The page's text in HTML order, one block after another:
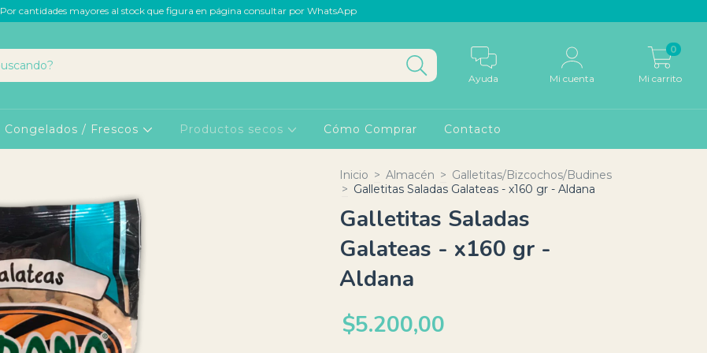
Por cantidades mayores al stock que figura en página consultar por WhatsApp
Ayuda Mi cuenta Mi carrito
0
Congelados / Frescos Productos secos Cómo Comprar Contacto
Inicio > Almacén > Galletitas/Bizcochos/Budines
> Galletitas Saladas Galateas - x160 gr - Aldana
Galletitas Saladas
Galateas - x160 gr -
Aldana
$5.200,00